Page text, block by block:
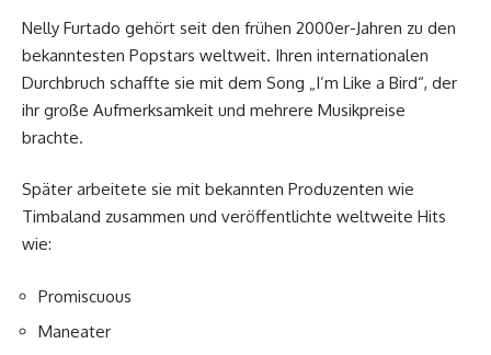
Nelly Furtado gehört seit den frühen 2000er-Jahren zu den
bekanntesten Popstars weltweit. Ihren internationalen
Durchbruch schaffte sie mit dem Song „I’m Like a Bird“, der
ihr große Aufmerksamkeit und mehrere Musikpreise
brachte.
Später arbeitete sie mit bekannten Produzenten wie
Timbaland zusammen und veröffentlichte weltweite Hits
wie:
Promiscuous
Maneater